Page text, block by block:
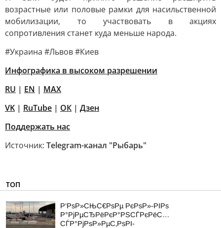
возрастные или половые рамки для насильственной
мобилизации, то участвовать в акциях
сопротивления станет куда меньше народа.
#Украина #Львов #Киев
Инфографика в высоком разрешении
RU | EN | MAX
VK | RuTube | ОК | Дзен
Поддержать нас
Источник: Telegram-канал "Рыбарь"
ТОП
Р‘РѕР»СЊС€РѕРµ РєРѕР»-РІРѕ
Р°РјРµСЂРёРєР°РЅСЃРєРёС…
СЃР°РјРѕР»РµС‚РѕРІ-